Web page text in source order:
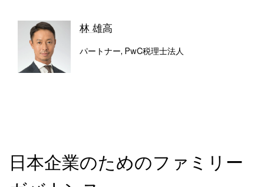
林 雄高
パートナー, PwC税理士法人
日本企業のためのファミリー